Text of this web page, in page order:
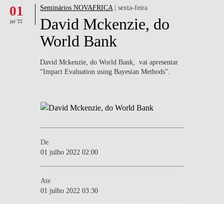
DOCENTES E INVESTIGAÇÃO
COMUNIDADE
WHAT'S HAPPENING
01
jul '22
Seminários NOVAFRICA| sexta-feira
David Mckenzie, do
World Bank
David Mckenzie, do World Bank, vai apresentar
“Impact Evaluation using Bayesian Methods”.
De
01 julho 2022 02:00
Ate
01 julho 2022 03:30